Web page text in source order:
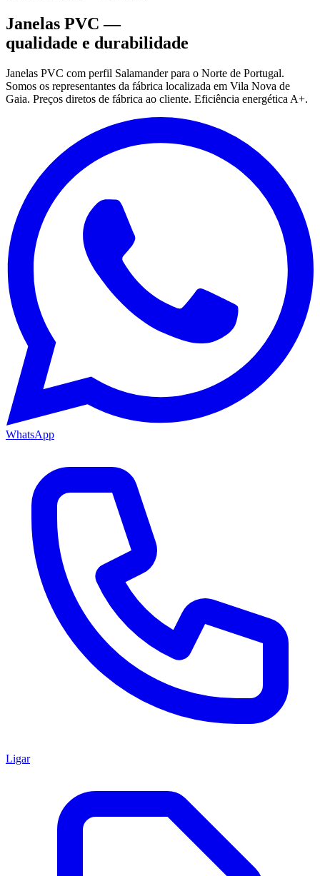
Janelas PVC —
qualidade e durabilidade
Janelas PVC com perfil Salamander para o Norte de Portugal.
Somos os representantes da fábrica localizada em Vila Nova de
Gaia. Preços diretos de fábrica ao cliente. Eficiência energética A+.
WhatsApp
Ligar